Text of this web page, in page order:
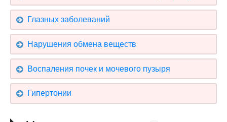
Глазных заболеваний
Нарушения обмена веществ
Воспаления почек и мочевого пузыря
Гипертонии